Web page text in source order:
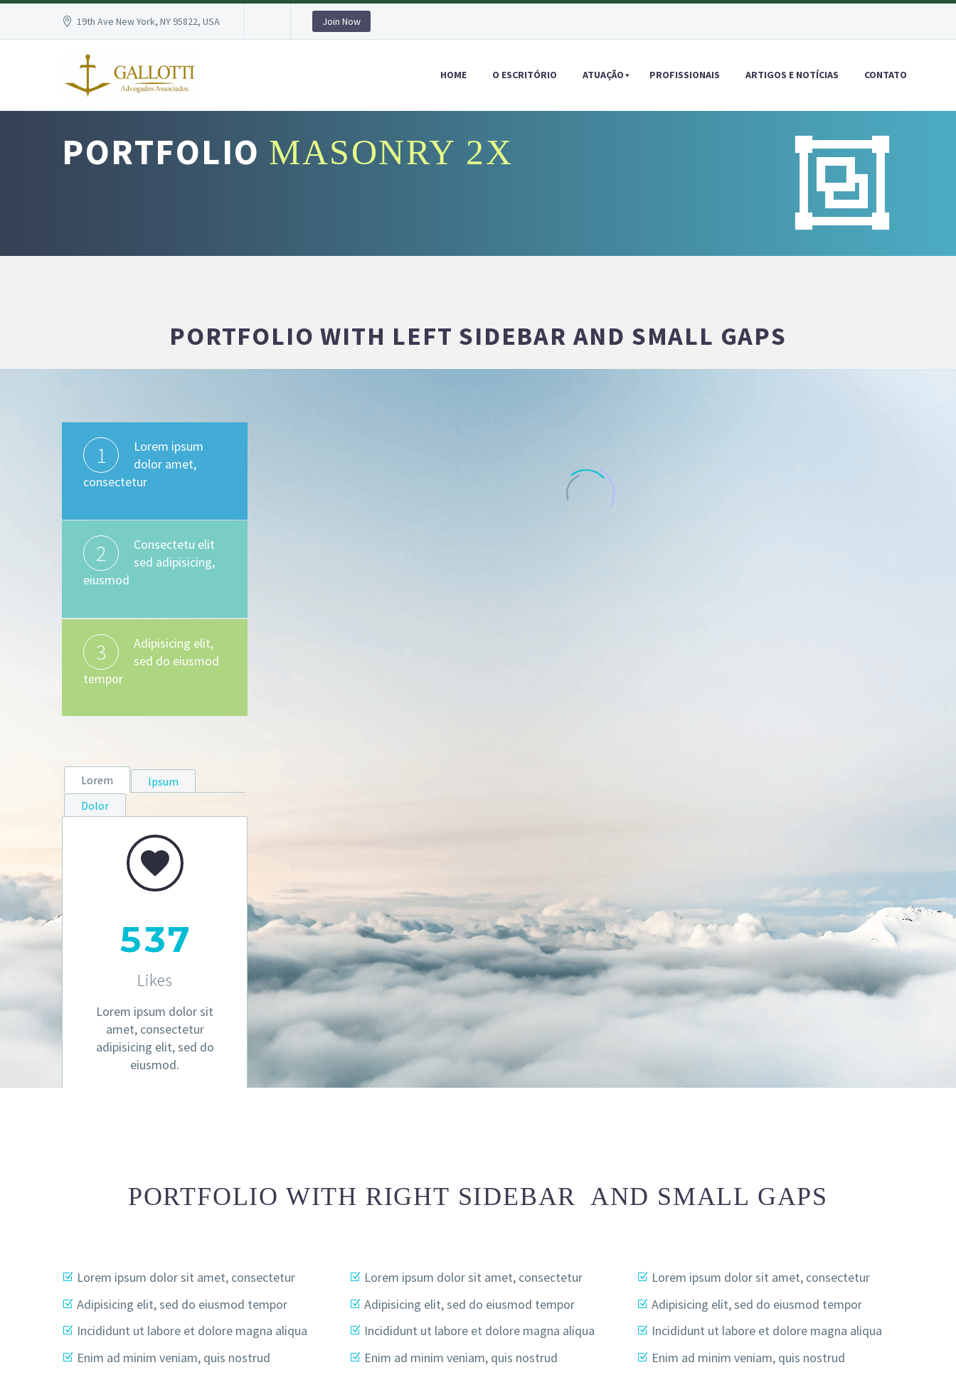
19th Ave New York, NY 95822, USA Join Now
HOME O ESCRITÓRIO ATUAÇÃO PROFISSIONAIS ARTIGOS E NOTÍCIAS CONTATO


PORTFOLIO MASONRY 2X
PORTFOLIO WITH LEFT SIDEBAR AND SMALL GAPS
1
Lorem ipsum
dolor amet,
consectetur
2
Consectetu elit
sed adipisicing,
eiusmod
3
Adipisicing elit,
sed do eiusmod
tempor
Lorem
Ipsum
Dolor


537
Likes
Lorem ipsum dolor sit
amet, consectetur
adipisicing elit, sed do
eiusmod.
PORTFOLIO WITH RIGHT SIDEBAR AND SMALL GAPS
Lorem ipsum dolor sit amet, consectetur
Adipisicing elit, sed do eiusmod tempor
Incididunt ut labore et dolore magna aliqua
Enim ad minim veniam, quis nostrud
Lorem ipsum dolor sit amet, consectetur
Adipisicing elit, sed do eiusmod tempor
Incididunt ut labore et dolore magna aliqua
Enim ad minim veniam, quis nostrud
Lorem ipsum dolor sit amet, consectetur
Adipisicing elit, sed do eiusmod tempor
Incididunt ut labore et dolore magna aliqua
Enim ad minim veniam, quis nostrud